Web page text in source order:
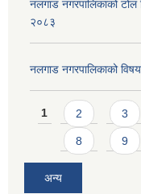
नलगाड नगरपालिकाको टोल
२०८३
नलगाड नगरपालिकाको
Pages
1 2 3
8 9
अन्य